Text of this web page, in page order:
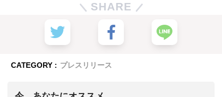
SHARE
CATEGORY : プレスリリース